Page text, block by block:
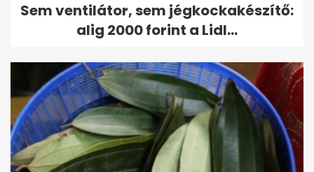
Sem ventilátor, sem jégkockakészítő:
alig 2000 forint a Lidl...